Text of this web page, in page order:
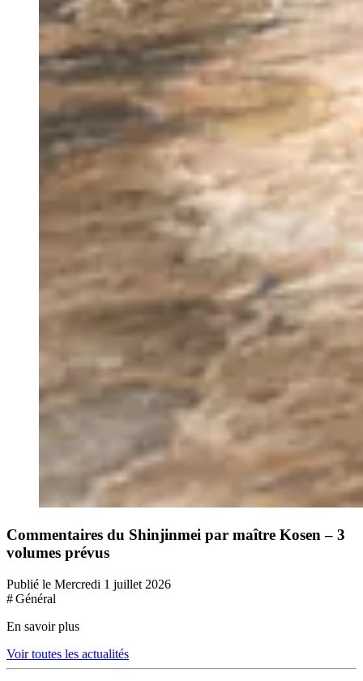
Commentaires du Shinjinmei par maître Kosen – 3
volumes prévus
Publié le Mercredi 1 juillet 2026
# Général
En savoir plus
Voir toutes les actualités